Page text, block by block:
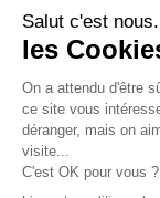
32 rue de
75 009 Paris
Nous suivre